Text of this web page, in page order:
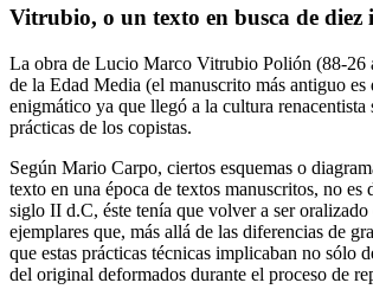
Vitrubio, o un texto en busca de diez
La obra de Lucio Marco Vitrubio Polión (88-26
de la Edad Media (el manuscrito más antiguo
enigmático ya que llegó a la cultura
prácticas de los copistas.
Según Mario Carpo, ciertos esquemas o
texto en una época de textos manuscritos, no
siglo II d.C, éste tenía que volver a ser oralizado
ejemplares que, más allá de las diferencias de
que estas prácticas técnicas implicaban no sólo
del original deformados durante el proceso de